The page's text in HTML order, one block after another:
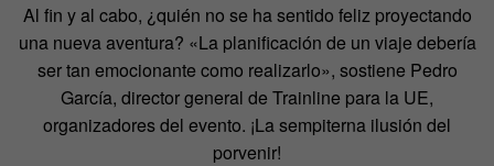
Al fin y al cabo, ¿quién no se ha sentido feliz proyectando
una nueva aventura? «La planificación de un viaje debería
ser tan emocionante como realizarlo», sostiene Pedro
García, director general de Trainline para la UE,
organizadores del evento. ¡La sempiterna ilusión del
porvenir!